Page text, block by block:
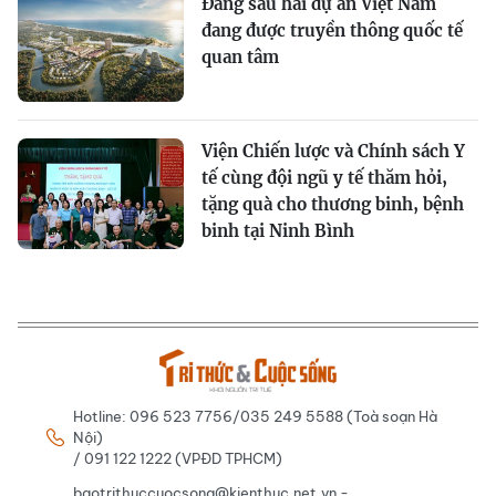
đang được truyền thông quốc tế
quan tâm
Viện Chiến lược và Chính sách Y
tế cùng đội ngũ y tế thăm hỏi,
tặng quà cho thương binh, bệnh
binh tại Ninh Bình
Hotline: 096 523 7756/035 249 5588 (Toà soạn Hà
Nội)
/ 091 122 1222 (VPĐD TPHCM)
baotrithuccuocsong@kienthuc.net.vn -